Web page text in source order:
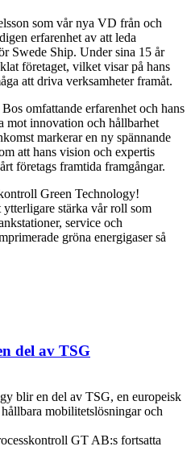
som vår nya VD från och
erfarenhet av att leda
Swede Ship. Under sina 15 år
företaget, vilket visar på hans
att driva verksamheter framåt.
omfattande erfarenhet och hans
mot innovation och hållbarhet
markerar en ny spännande
att hans vision och expertis
företags framtida framgångar.
Green Technology!
stärka vår roll som
service och
gröna energigaser så
del av TSG
blir en del av TSG, en europeisk
mobilitetslösningar och
GT AB:s fortsatta